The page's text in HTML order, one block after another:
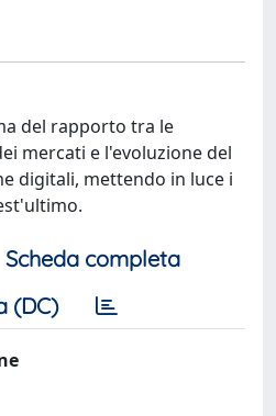
del rapporto tra le
mercati e l'evoluzione del
digitali, mettendo in luce i
Scheda completa
(DC)